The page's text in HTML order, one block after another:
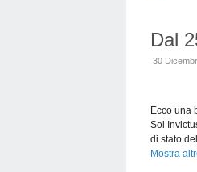
Dal
30
Ecco una
Sol
di stato
Mostra